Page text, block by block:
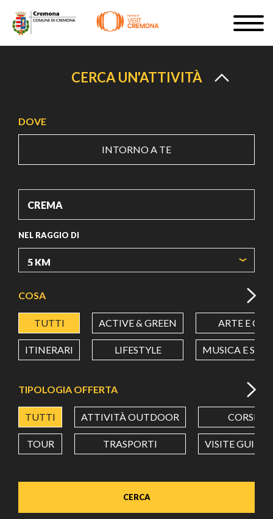
Salta
contenuto
ISCRIVITI
#turismocremona
CERCA UN'ATTIVITÀ
DOVE
INTORNO A TE
NEL RAGGIO DI
COSA
TUTTI ACTIVE & GREEN ARTE E
ITINERARI LIFESTYLE MUSICA E
TIPOLOGIA OFFERTA
TUTTI ATTIVITÀ OUTDOOR CORSI
TOUR TRASPORTI VISITE
CERCA